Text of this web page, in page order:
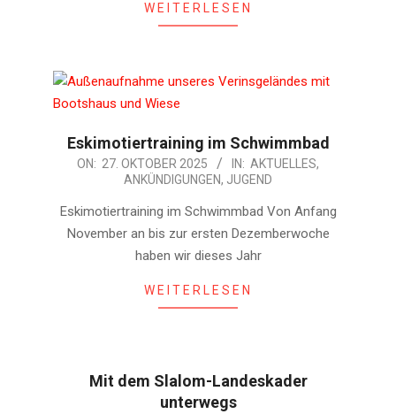
WEITERLESEN
Eskimotiertraining im Schwimmbad
2025-
27
ON: 27. OKTOBER 2025 IN: AKTUELLES,
ANKÜNDIGUNGEN, JUGEND
Eskimotiertraining im Schwimmbad Von Anfang
November an bis zur ersten Dezemberwoche
haben wir dieses Jahr
WEITERLESEN
Mit dem Slalom-Landeskader
unterwegs